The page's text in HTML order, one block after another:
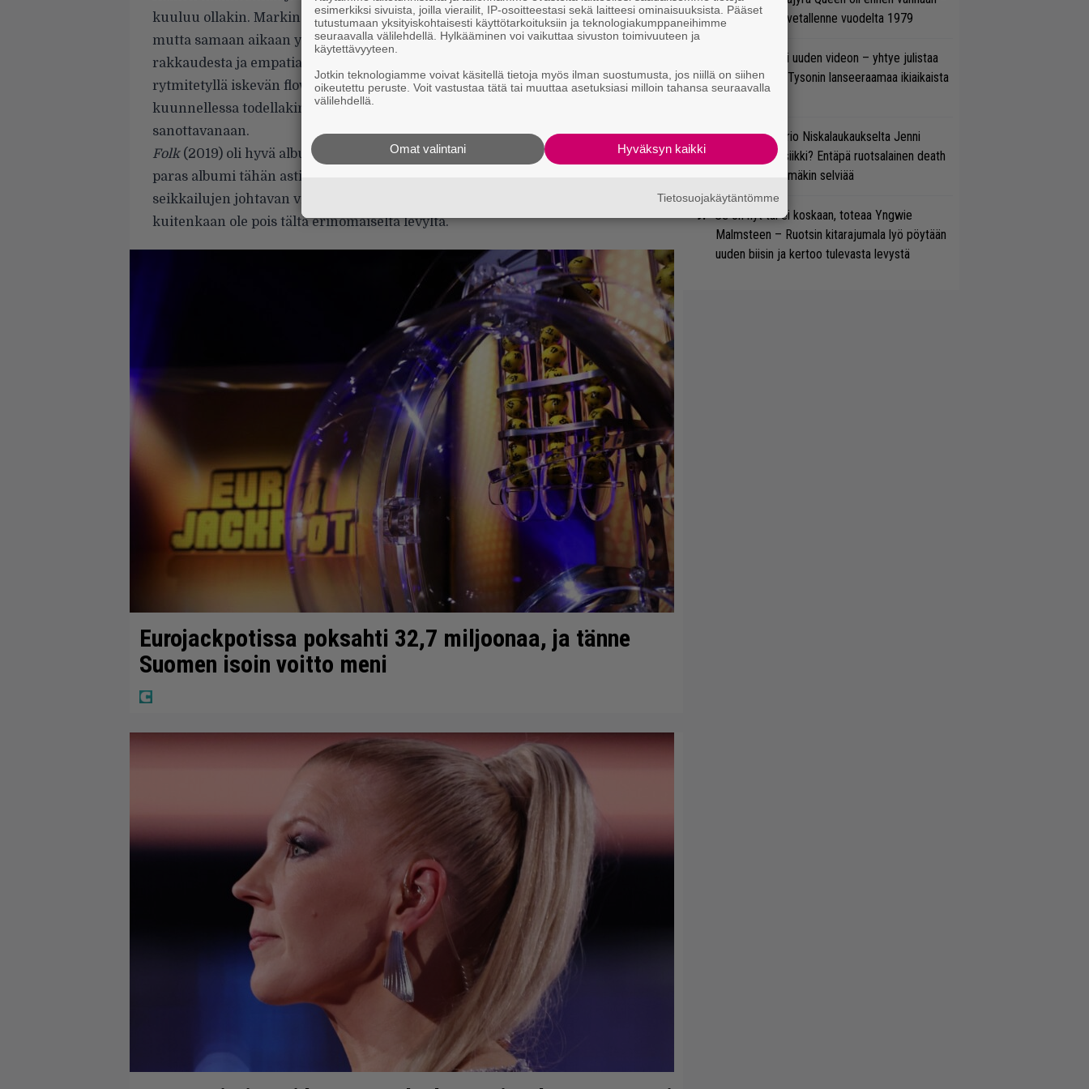
kuuluu ollakin. Markin on kirjoittanut albumille oivaltavia, avoimia ja herkkiä,
mutta samaan aikaan yhteiskunnallisesti kantaaottavia sanoituksia
rakkaudesta ja empatiasta. Tämä lyriikka välittyy kuulijalle niin lujasti
rytmitetyllä iskevän flow’n räpillä ja viiltävillä laulutulkinnoilla, että Markinia
kuunnellessa todellakin haluaa keskittyä täysin siihen, mitä hänellä on
sanottavanaan.
Folk (2019) oli hyvä albumi, (2021) hieman parempi ja nyt
Markinin
paras albumi tähän asti. Uskon Markinin ja tuottaja Totte Rautiaisen
seikkailujen johtavan vielä tätäkin suurempaan hurmokseen. Tuleva ei
kuitenkaan ole pois tältä erinomaiselta levyltä.
Eurojackpotissa poksahti 32,7 miljoonaa, ja tänne
Suomen isoin voitto meni
katso tulinen livetallenne vuodelta 1979
Anthrax julkaisi uuden videon – yhtye julistaa
biisillään Mike Tysonin lanseeraamaa ikiaikaista
viisautta
Miten taipuu Trio Niskalaukaukselta Jenni
Vartiaisen musiikki? Entäpä ruotsalainen death
metal? Pian tämäkin selviää
Se on nyt tai ei koskaan, toteaa Yngwie
Malmsteen – Ruotsin kitarajumala lyö pöytään
uuden biisin ja kertoo tulevasta levystä
esimerkiksi sivuista, joilla vierailit, IP-osoitteestasi sekä laitteesi ominaisuuksista. Pääset
tutustumaan yksityiskohtaisesti käyttötarkoituksiin ja teknologiakumppaneihimme
seuraavalla välilehdellä. Hylkääminen voi vaikuttaa sivuston toimivuuteen ja
käytettävyyteen.
Jotkin teknologiamme voivat käsitellä tietoja myös ilman suostumusta, jos niillä on siihen
oikeutettu peruste. Voit vastustaa tätä tai muuttaa asetuksiasi milloin tahansa seuraavalla
välilehdellä.
Hyväksyn kaikki
Omat valintani
Tietosuojakäytäntömme